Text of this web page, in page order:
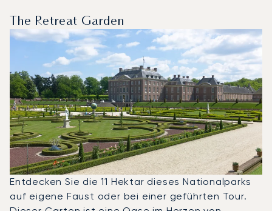
The Retreat Garden
Entdecken Sie die 11 Hektar dieses Nationalparks
auf eigene Faust oder bei einer geführten Tour.